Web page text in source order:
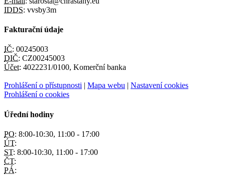
IDDS: vvsby3m
Fakturační údaje
IČ: 00245003
DIČ: CZ00245003
Účet: 4022231/0100, Komerční banka
Prohlášení o přístupnosti | Mapa webu | Nastavení cookies
Prohlášení o cookies
Úřední hodiny
PO: 8:00-10:30, 11:00 - 17:00
ÚT:
ST: 8:00-10:30, 11:00 - 17:00
ČT:
PÁ: